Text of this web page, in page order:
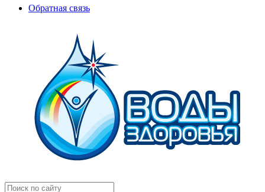
Обратная связь